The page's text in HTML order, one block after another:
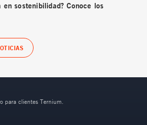
en sostenibilidad? Conoce los
para clientes Ternium.